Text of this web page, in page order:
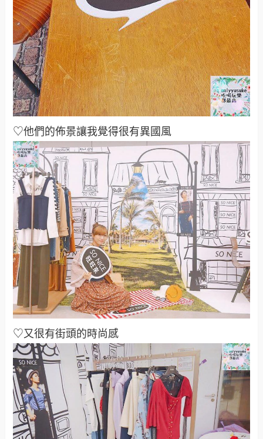
♡他們的佈景讓我覺得很有異國風
♡又很有街頭的時尚感